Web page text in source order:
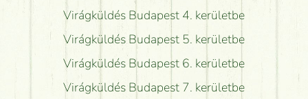
Virágküldés Budapest 4. kerületbe
Virágküldés Budapest 5. kerületbe
Virágküldés Budapest 6. kerületbe
Virágküldés Budapest 7. kerületbe